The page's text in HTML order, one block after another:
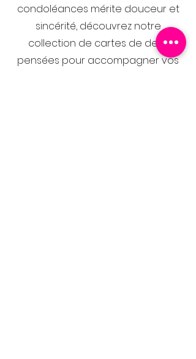
condoléances mérite douceur et
sincérité, découvrez notre
collection de cartes de deuil
pensées pour accompagner vos